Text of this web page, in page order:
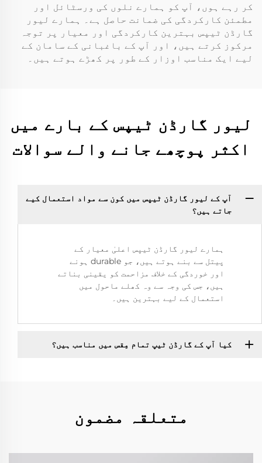
کر رہے ہوں، آپ کو ہمارے نلوں کی ورسٹائل اور
مطمئن کارکردگی کی ضمانت حاصل ہے۔ ہمارے لیور
گارڈن ٹیپس بہترین کارکردگی اور معیار پر توجہ
مرکوز کرتے ہیں، اور آپ کے باغبانی کے سامان کے
لیے ایک مناسب اوزار کے طور پر کھڑے ہوتے ہیں۔
لیور گارڈن ٹیپس کے بارے میں
اکثر پوچھے جانے والے سوالات
آپ کے لیور گارڈن ٹیپس میں کون سے مواد استعمال کیے
جاتے ہیں؟
ہمارے لیور گارڈن ٹیپس اعلیٰ معیار کے
پیتل سے بنے ہوتے ہیں، جو durable ہونے
اور خوردگی کے خلاف مزاحمت کو یقینی بناتے
ہیں، جس کی وجہ سے وہ کھلے ماحول میں
استعمال کے لیے بہترین ہیں۔
کیا آپ کے گارڈن ٹیپ تمام مِقس میں مناسب ہیں؟
متعلقہ مضمون